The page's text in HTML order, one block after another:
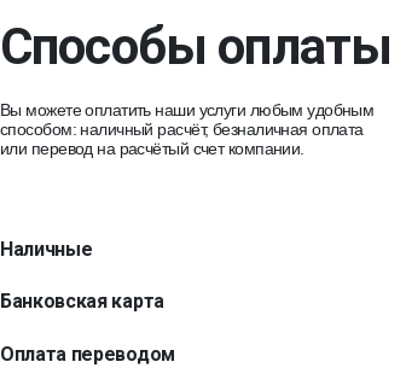
Способы оплаты
Вы можете оплатить наши услуги любым удобным
способом: наличный расчёт, безналичная оплата
или перевод на расчётый счет компании.
Наличные
Банковская карта
Оплата переводом